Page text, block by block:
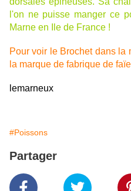
l'on ne puisse manger ce
Marne en Ile de France !
Pour voir le Brochet dans la
la marque de fabrique de
lemarneux
#Poissons
Partager